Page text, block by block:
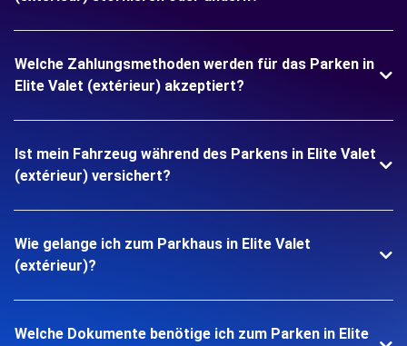
Welche Zahlungsmethoden werden für das Parken in
Elite Valet (extérieur) akzeptiert?
Ist mein Fahrzeug während des Parkens in Elite Valet
(extérieur) versichert?
Wie gelange ich zum Parkhaus in Elite Valet
(extérieur)?
Welche Dokumente benötige ich zum Parken in Elite